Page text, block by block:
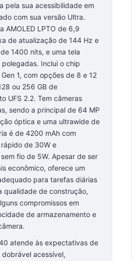
pela sua acessibilidade em
com sua versão Ultra.
AMOLED LPTO de 6,9
de atualização de 144 Hz e
1400 nits, e uma tela
Inclui o chip
1, com opções de 8 e 12
ou 256 GB de
UFS 2.2. Tem câmeras
sendo a principal de 64 MP
óptica e uma ultrawide de
é de 4200 mAh com
de 30W e
fio de 5W. Apesar de ser
econômico, oferece um
para tarefas diárias
qualidade de construção,
compromissos em
de armazenamento e
atende às expectativas de
acessível,